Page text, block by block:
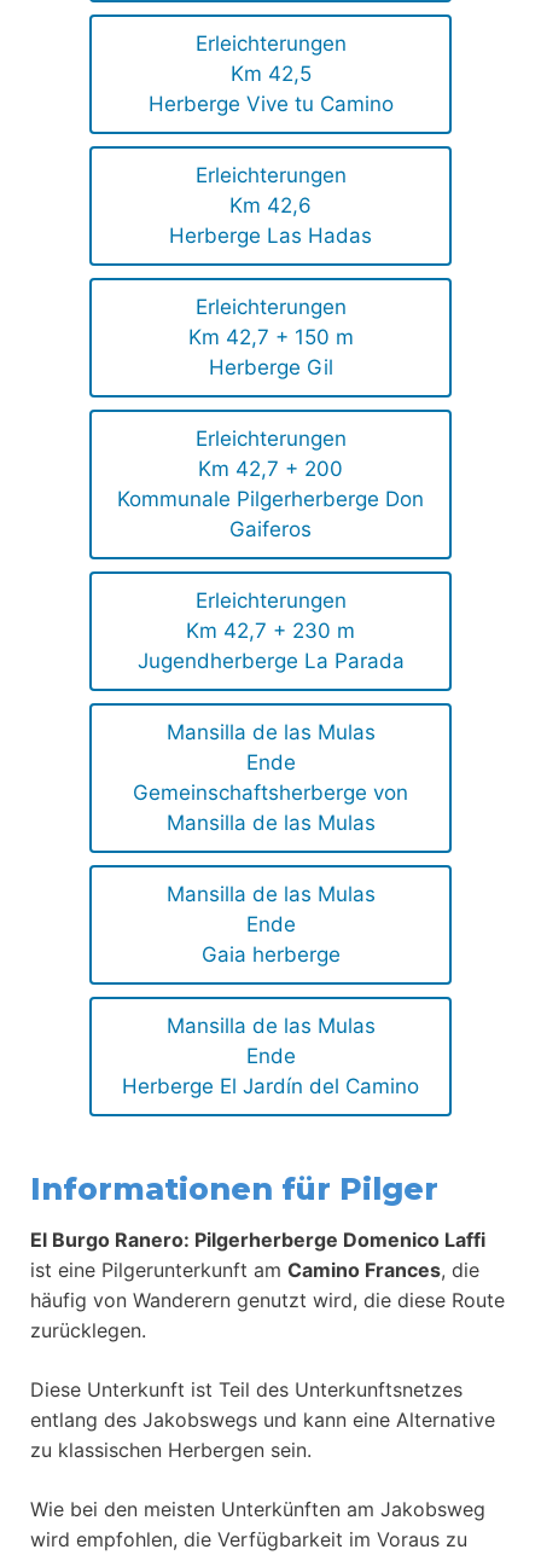
Erleichterungen
Km 42,5
Herberge Vive tu Camino
Erleichterungen
Km 42,6
Herberge Las Hadas
Erleichterungen
Km 42,7 + 150 m
Herberge Gil
Erleichterungen
Km 42,7 + 200
Kommunale Pilgerherberge Don
Gaiferos
Erleichterungen
Km 42,7 + 230 m
Jugendherberge La Parada
Mansilla de las Mulas
Ende
Gemeinschaftsherberge von
Mansilla de las Mulas
Mansilla de las Mulas
Ende
Gaia herberge
Mansilla de las Mulas
Ende
Herberge El Jardín del Camino
Informationen für Pilger
El Burgo Ranero: Pilgerherberge Domenico Laffi
ist eine Pilgerunterkunft am Camino Frances, die
häufig von Wanderern genutzt wird, die diese Route
zurücklegen.
Diese Unterkunft ist Teil des Unterkunftsnetzes
entlang des Jakobswegs und kann eine Alternative
zu klassischen Herbergen sein.
Wie bei den meisten Unterkünften am Jakobsweg
wird empfohlen, die Verfügbarkeit im Voraus zu